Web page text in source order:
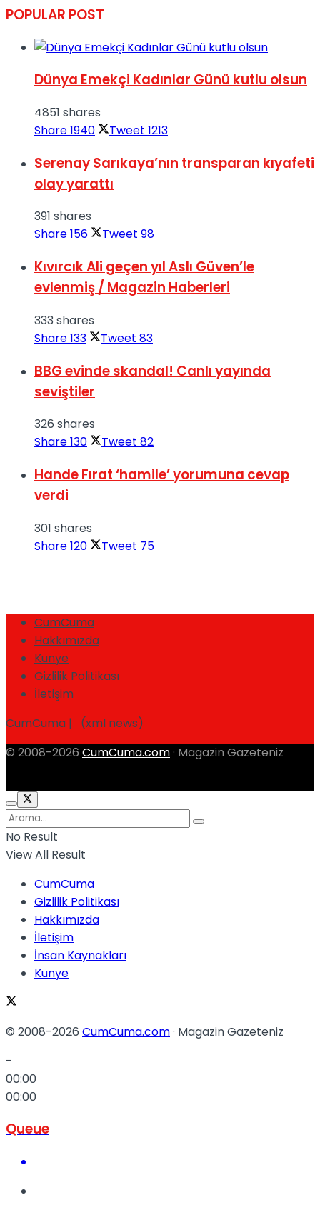
POPULAR POST
Dünya Emekçi Kadınlar Günü kutlu olsun
4851 shares
Share1940 Tweet 1213
Serenay Sarıkaya’nın transparan kıyafeti
olay yarattı
391 shares
Share156 Tweet 98
Kıvırcık Ali geçen yıl Aslı Güven’le
evlenmiş / Magazin Haberleri
333 shares
Share133 Tweet 83
BBG evinde skandal! Canlı yayında
seviştiler
326 shares
Share130 Tweet 82
Hande Fırat ‘hamile’ yorumuna cevap
verdi
301 shares
Share120 Tweet 75
CumCuma
Hakkımızda
Künye
Gizlilik Politikası
İletişim
CumCuma | (xml news)
© 2008-2026 CumCuma.com · Magazin Gazeteniz
No Result
View All Result
CumCuma
Gizlilik Politikası
Hakkımızda
İletişim
İnsan Kaynakları
Künye
© 2008-2026 CumCuma.com· Magazin Gazeteniz
-
00:00
00:00
Queue